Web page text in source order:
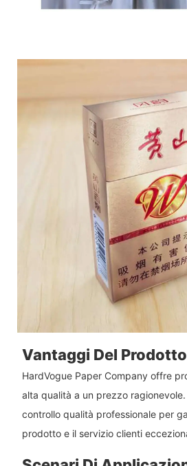
Vantaggi Del Prodotto
HardVogue Paper Company offre
alta qualità a un prezzo
controllo qualità professionale per
prodotto e il servizio clienti